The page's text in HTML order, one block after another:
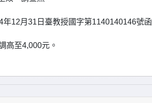
12月31日臺教授國字第1140140146號函
高至4,000元。